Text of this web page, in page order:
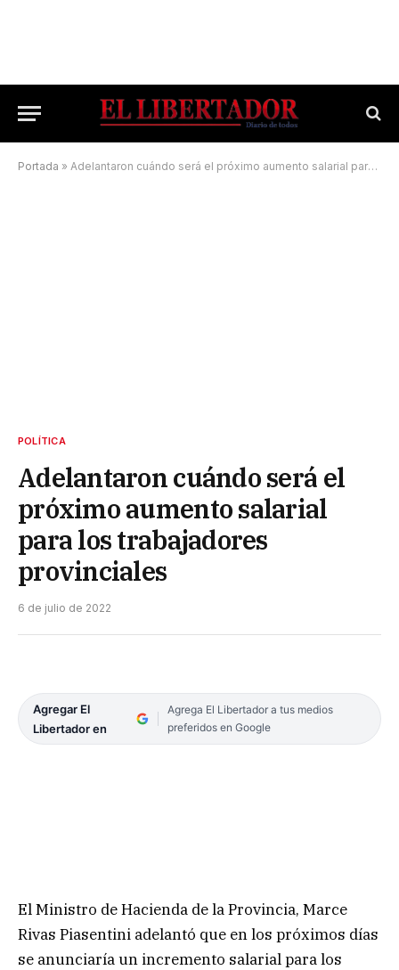
Portada » Adelantaron cuándo será el próximo aumento salarial para los trabajadores provinciales
POLÍTICA
Adelantaron cuándo será el
próximo aumento salarial
para los trabajadores
provinciales
6 de julio de 2022
Agregar El
Libertador en
Agrega El Libertador a tus medios
preferidos en Google
El Ministro de Hacienda de la Provincia, Marce
Rivas Piasentini adelantó que en los próximos días
se anunciaría un incremento salarial para los